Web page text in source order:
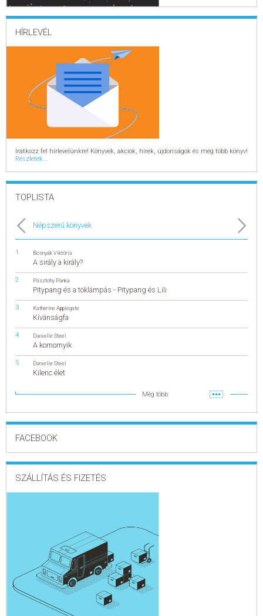
HÍRLEVÉL
Iratkozz fel hírlevelünkre! Könyvek, akciók, hírek, újdonságok és még több könyv!
Részletek...
TOPLISTA
Népszerű könyvek
Bosnyák Viktória
A sirály a király?
Pásztohy Panka
Pitypang és a töklámpás - Pitypang és Lili
Katherine Applegate
Kívánságfa
Danielle Steel
A komornyik
Danielle Steel
Kilenc élet
Még több
FACEBOOK
SZÁLLÍTÁS ÉS FIZETÉS